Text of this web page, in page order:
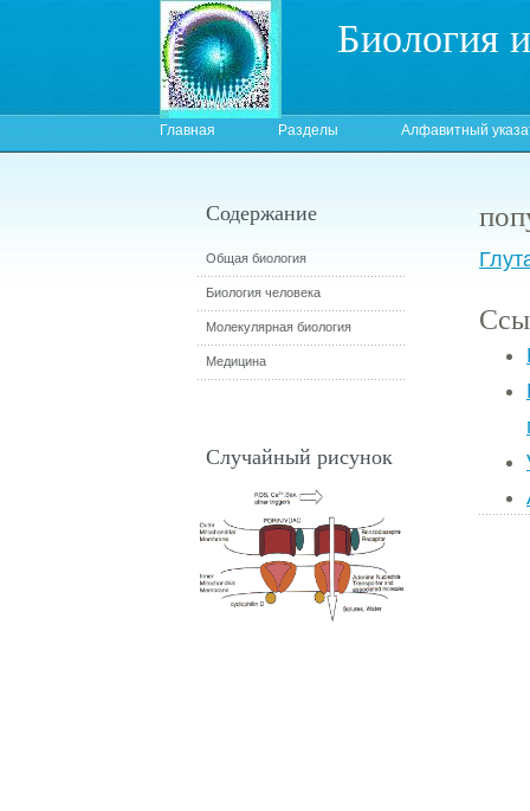
Биология
Главная Разделы Алфавитный
Содержание
Общая биология
Биология человека
Молекулярная биология
Медицина
Случайный рисунок